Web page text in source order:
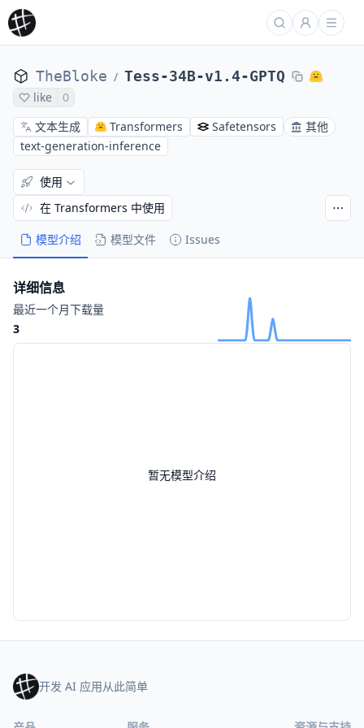
TheBloke / Tess-34B-v1.4-GPTQ
like
0
文本生成
Transformers Safetensors
其他
text-generation-inference
模型介绍 模型文件 Issues
使用
在 Transformers 中使用
暂无模型介绍
详细信息
最近一个月下载量
3
开发 AI 应用从此简单